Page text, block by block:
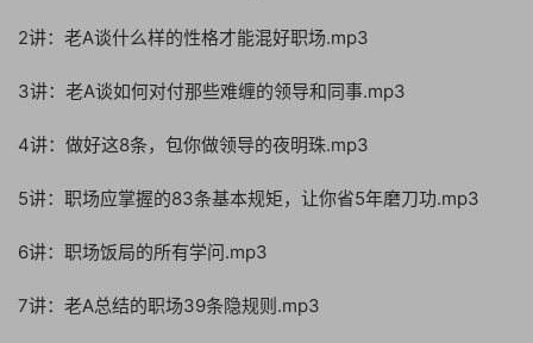
2讲：老A谈什么样的性格才能混好职场.mp3
3讲：老A谈如何对付那些难缠的领导和同事.mp3
4讲：做好这8条，包你做领导的夜明珠.mp3
5讲：职场应掌握的83条基本规矩，让你省5年磨刀功.mp3
6讲：职场饭局的所有学问.mp3
7讲：老A总结的职场39条隐规则.mp3